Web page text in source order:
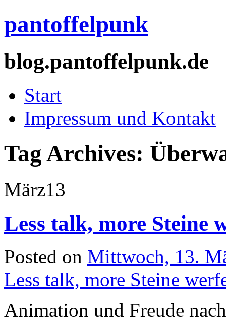
pantoffelpunk
blog.pantoffelpunk.de
Start
Impressum und Kontakt
Tag Archives:
März13
Less talk, more Steine
Posted on Mittwoch, 13.
Less talk, more Steine
Animation und Freude